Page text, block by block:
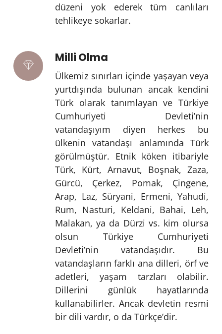
düzeni yok ederek tüm canlıları
tehlikeye sokarlar.
Milli Olma
Ülkemiz sınırları içinde yaşayan veya
yurtdışında bulunan ancak kendini
Türk olarak tanımlayan ve Türkiye
Cumhuriyeti Devleti’nin
vatandaşıyım diyen herkes bu
ülkenin vatandaşı anlamında Türk
görülmüştür. Etnik köken itibariyle
Türk, Kürt, Arnavut, Boşnak, Zaza,
Gürcü, Çerkez, Pomak, Çingene,
Arap, Laz, Süryani, Ermeni, Yahudi,
Rum, Nasturi, Keldani, Bahai, Leh,
Malakan, ya da Dürzi vs. kim olursa
olsun Türkiye Cumhuriyeti
Devleti’nin vatandaşıdır. Bu
vatandaşların farklı ana dilleri, örf ve
adetleri, yaşam tarzları olabilir.
Dillerini günlük hayatlarında
kullanabilirler. Ancak devletin resmi
bir dili vardır, o da Türkçe’dir.